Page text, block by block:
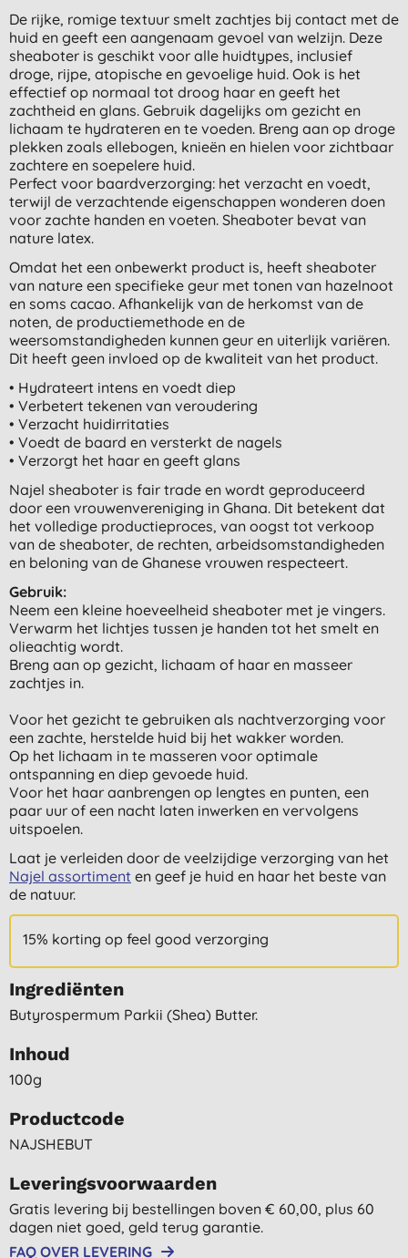
De rijke, romige textuur smelt zachtjes bij contact met de
huid en geeft een aangenaam gevoel van welzijn. Deze
sheaboter is geschikt voor alle huidtypes, inclusief
droge, rijpe, atopische en gevoelige huid. Ook is het
effectief op normaal tot droog haar en geeft het
zachtheid en glans. Gebruik dagelijks om gezicht en
lichaam te hydrateren en te voeden. Breng aan op droge
plekken zoals ellebogen, knieën en hielen voor zichtbaar
zachtere en soepelere huid.
Perfect voor baardverzorging: het verzacht en voedt,
terwijl de verzachtende eigenschappen wonderen doen
voor zachte handen en voeten. Sheaboter bevat van
nature latex.
Omdat het een onbewerkt product is, heeft sheaboter
van nature een specifieke geur met tonen van hazelnoot
en soms cacao. Afhankelijk van de herkomst van de
noten, de productiemethode en de
weersomstandigheden kunnen geur en uiterlijk variëren.
Dit heeft geen invloed op de kwaliteit van het product.
• Hydrateert intens en voedt diep
• Verbetert tekenen van veroudering
• Verzacht huidirritaties
• Voedt de baard en versterkt de nagels
• Verzorgt het haar en geeft glans
Najel sheaboter is fair trade en wordt geproduceerd
door een vrouwenvereniging in Ghana. Dit betekent dat
het volledige productieproces, van oogst tot verkoop
van de sheaboter, de rechten, arbeidsomstandigheden
en beloning van de Ghanese vrouwen respecteert.
Gebruik:
Neem een kleine hoeveelheid sheaboter met je vingers.
Verwarm het lichtjes tussen je handen tot het smelt en
olieachtig wordt.
Breng aan op gezicht, lichaam of haar en masseer
zachtjes in.
Voor het gezicht te gebruiken als nachtverzorging voor
een zachte, herstelde huid bij het wakker worden.
Op het lichaam in te masseren voor optimale
ontspanning en diep gevoede huid.
Voor het haar aanbrengen op lengtes en punten, een
paar uur of een nacht laten inwerken en vervolgens
uitspoelen.
Laat je verleiden door de veelzijdige verzorging van het
Najel assortiment en geef je huid en haar het beste van
de natuur.
15% korting op feel good verzorging
Ingrediënten
Butyrospermum Parkii (shea) Butter.
Inhoud
100g
Productcode
NAJSHEBUT
Leveringsvoorwaarden
Gratis levering bij bestellingen boven € 60,00, plus 60
dagen niet goed, geld terug garantie.
FAQ OVER LEVERING